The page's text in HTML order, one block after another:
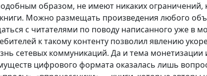
образом, не имеют никаких ограничений,
Можно размещать произведения любого
с читателями по поводу написанного уже в
к такому контенту позволил явлению
сетевых коммуникаций. Да и тема монетизации
цифрового формата оказалась лишь